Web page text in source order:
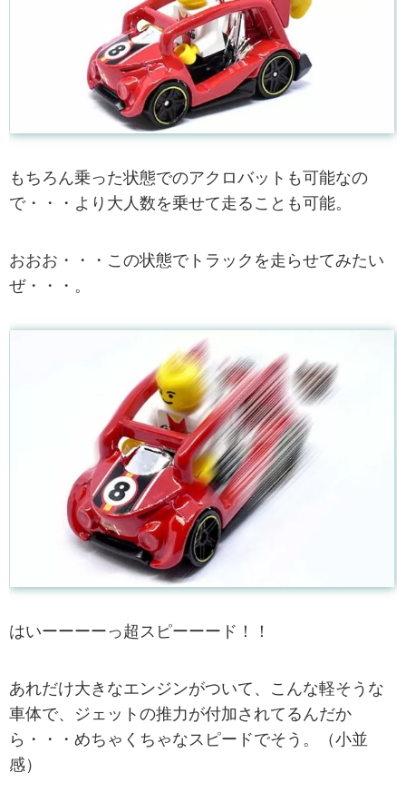
もちろん乗った状態でのアクロバットも可能なの
で・・・より大人数を乗せて走ることも可能。
おおお・・・この状態でトラックを走らせてみたい
ぜ・・・。
はいーーーーっ超スピーーード！！
あれだけ大きなエンジンがついて、こんな軽そうな
車体で、ジェットの推力が付加されてるんだか
ら・・・めちゃくちゃなスピードでそう。（小並
感）